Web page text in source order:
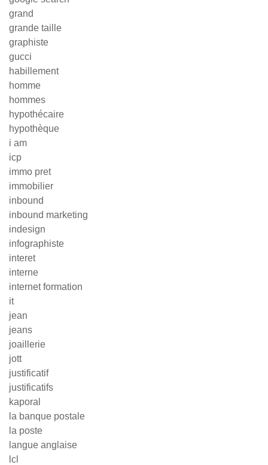
grand
grande taille
graphiste
gucci
habillement
homme
hommes
hypothécaire
hypothèque
i am
icp
immo pret
immobilier
inbound
inbound marketing
indesign
infographiste
interet
interne
internet formation
it
jean
jeans
joaillerie
jott
justificatif
justificatifs
kaporal
la banque postale
la poste
langue anglaise
lcl